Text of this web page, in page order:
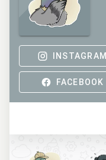
INSTAGRAM
FACEBOOK